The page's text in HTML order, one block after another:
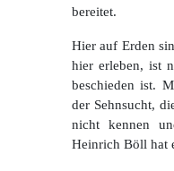
bereitet.
Hier auf Erden
hier erleben, ist
beschieden ist.
der Sehnsucht,
nicht kennen
Heinrich Böll hat